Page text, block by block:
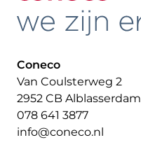
Coneco
Van Coulsterweg 2
2952 CB Alblasserdam
078 641 3877
info@coneco.nl